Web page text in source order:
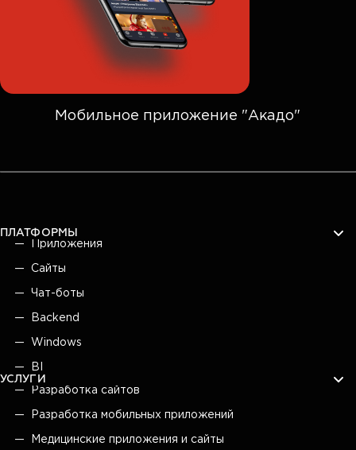
Мобильное приложение "Акадо"
ПЛАТФОРМЫ
Приложения
Сайты
Чат-боты
Backend
Windows
BI
УСЛУГИ
Разработка сайтов
Разработка мобильных приложений
Медицинские приложения и сайты